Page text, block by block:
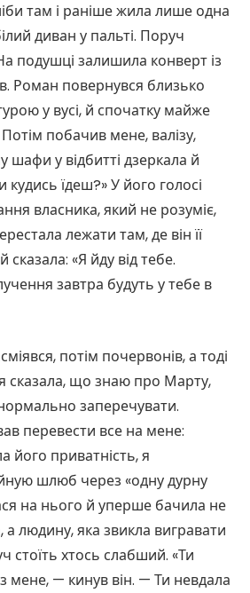
там і раніше жила лише одна
диван у пальті. Поруч
подушці залишила конверт із
Роман повернувся близько
у вусі, й спочатку майже
побачив мене, валізу,
у відбитті дзеркала й
кудись їдеш?» У його голосі
власника, який не розуміє,
лежати там, де він її
«Я йду від тебе.
завтра будуть у тебе в
потім почервонів, а тоді
сказала, що знаю про Марту,
заперечувати.
перевести все на мене:
його приватність, я
шлюб через «одну дурну
на нього й уперше бачила не
а людину, яка звикла вигравати
стоїть хтось слабший. «Ти
мене, — кинув він. — Ти невдала